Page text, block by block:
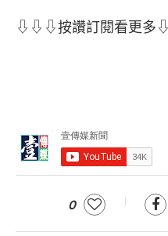
⇩⇩⇩按讚訂閱看更
0